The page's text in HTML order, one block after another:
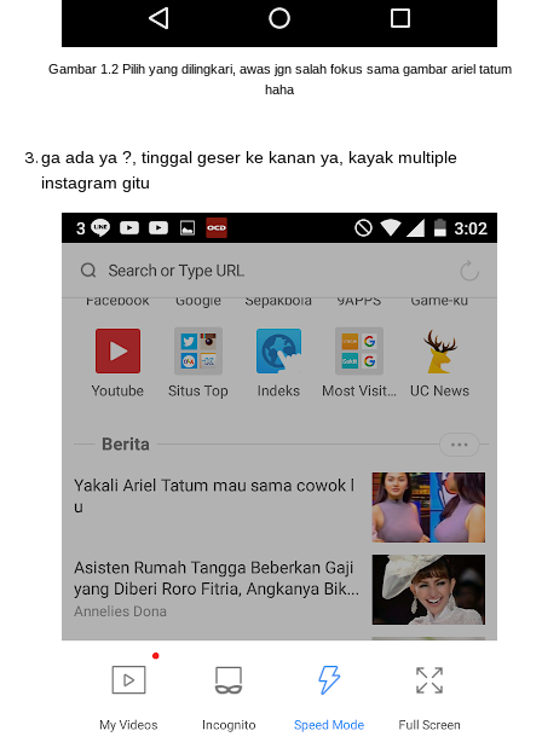
Gambar 1.2 Pilih yang dilingkari, awas jgn salah fokus sama gambar ariel tatum
haha
ga ada ya ?, tinggal geser ke kanan ya, kayak multiple
instagram gitu